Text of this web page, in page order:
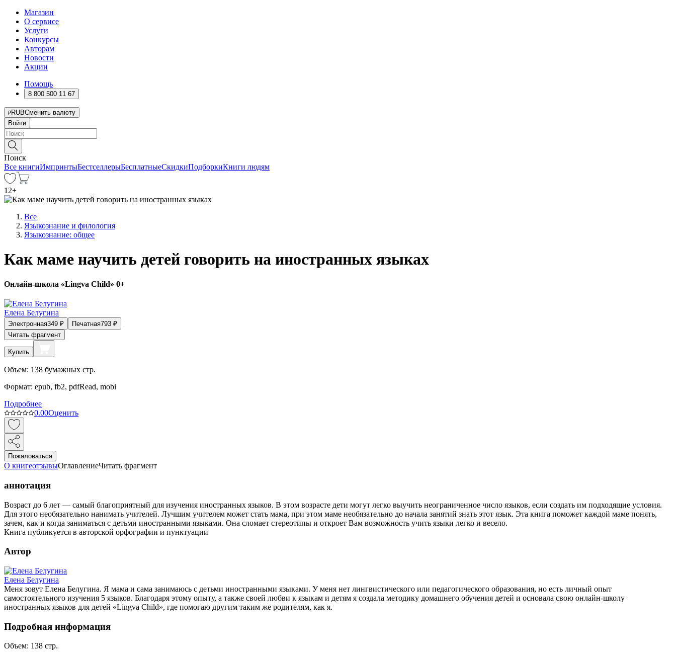
Магазин
О сервисе
Услуги
Конкурсы
Авторам
Новости
Акции
Помощь
8 800 500 11 67
RUBСменить валюту
Войти
Поиск
Все книгиИмпринтыБестселлерыБесплатныеСкидкиПодборкиКниги людям
12+
Все
Языкознание и филология
Языкознание: общее
Как маме научить детей говорить на иностранных языках
Онлайн-школа «Lingva Child» 0+
Елена Белугина
Электронная349 ₽ Печатная793 ₽
Читать фрагмент
Купить
Объем: 138 бумажных стр.
Формат: epub, fb2, pdfRead, mobi
Подробнее
0.00Оценить
Пожаловаться
О книгеотзывыОглавлениеЧитать фрагмент
аннотация
Возраст до 6 лет — самый благоприятный для изучения иностранных языков. В этом возрасте дети могут легко выучить неограниченное число языков, если создать им подходящие условия.
Для этого необязательно нанимать учителей. Лучшим учителем может стать мама, при этом маме необязательно до начала занятий знать этот язык. Эта книга поможет каждой маме понять,
зачем, как и когда заниматься с детьми иностранными языками. Она сломает стереотипы и откроет Вам возможность учить языки легко и весело.
Книга публикуется в авторской орфографии и пунктуации
Автор
Елена Белугина
Меня зовут Елена Белугина. Я мама и сама занимаюсь с детьми иностранными языками. У меня нет лингвистического или педагогического образования, но есть личный опыт
самостоятельного изучения 5 языков. Благодаря этому опыту, а также своей любви к языкам и детям я создала методику домашнего обучения детей и основала свою онлайн-школу
иностранных языков для детей «Lingva Child», где помогаю другим таким же родителям, как я.
Подробная информация
Объем: 138 стр.